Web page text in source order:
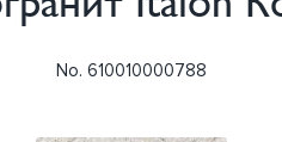
No. 610010000788